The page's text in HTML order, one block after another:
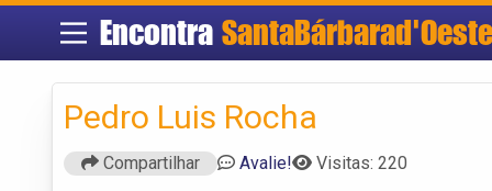
Encontra SantaBárbarad'Oeste
Pedro Luis Rocha
Compartilhar Avalie! Visitas: 220